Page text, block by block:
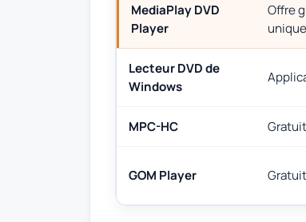
MediaPlay DVD
Player
Offre
Lecteur DVD de
Windows
MPC-HC Gratuit
GOM Player